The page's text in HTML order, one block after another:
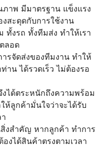
าพ มีมาตรฐาน แข็งแรง
สะดุดกับการใช้งาน
ทั้งรถ ทั้งทีมส่ง ทำให้เรา
ลอด
รจัดส่งของทีมงาน ทำให้
าน ได้รวดเร็ว ไม่ต้องรอ
งได้ตระหนักถึงความพร้อม
ห้ลูกค้ามั่นใจว่าจะได้รับ
สิ่งสำคัญ หากลูกค้า ทำการ
งได้สินค้าตรงตามเวลา